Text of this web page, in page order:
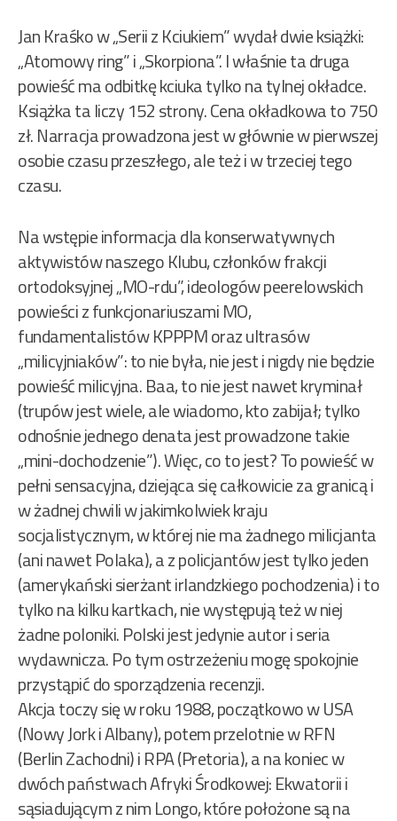
Jan Kraśko w „Serii z Kciukiem” wydał dwie książki:
„Atomowy ring” i „Skorpiona”. I właśnie ta druga
powieść ma odbitkę kciuka tylko na tylnej okładce.
Książka ta liczy 152 strony. Cena okładkowa to 750
zł. Narracja prowadzona jest w głównie w pierwszej
osobie czasu przeszłego, ale też i w trzeciej tego
czasu.
Na wstępie informacja dla konserwatywnych
aktywistów naszego Klubu, członków frakcji
ortodoksyjnej „MO-rdu”, ideologów peerelowskich
powieści z funkcjonariuszami MO,
fundamentalistów KPPPM oraz ultrasów
„milicyjniaków”: to nie była, nie jest i nigdy nie będzie
powieść milicyjna. Baa, to nie jest nawet kryminał
(trupów jest wiele, ale wiadomo, kto zabijał; tylko
odnośnie jednego denata jest prowadzone takie
„mini-dochodzenie”). Więc, co to jest? To powieść w
pełni sensacyjna, dziejąca się całkowicie za granicą i
w żadnej chwili w jakimkolwiek kraju
socjalistycznym, w której nie ma żadnego milicjanta
(ani nawet Polaka), a z policjantów jest tylko jeden
(amerykański sierżant irlandzkiego pochodzenia) i to
tylko na kilku kartkach, nie występują też w niej
żadne poloniki. Polski jest jedynie autor i seria
wydawnicza. Po tym ostrzeżeniu mogę spokojnie
przystąpić do sporządzenia recenzji.
Akcja toczy się w roku 1988, początkowo w USA
(Nowy Jork i Albany), potem przelotnie w RFN
(Berlin Zachodni) i RPA (Pretoria), a na koniec w
dwóch państwach Afryki Środkowej: Ekwatorii i
sąsiadującym z nim Longo, które położone są na